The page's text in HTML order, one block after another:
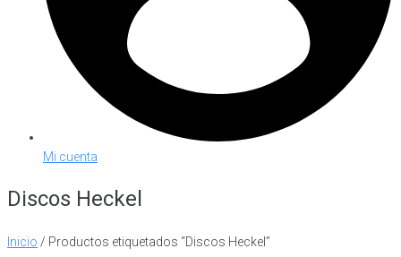
Mi cuenta
Discos Heckel
Inicio / Productos etiquetados “Discos Heckel”